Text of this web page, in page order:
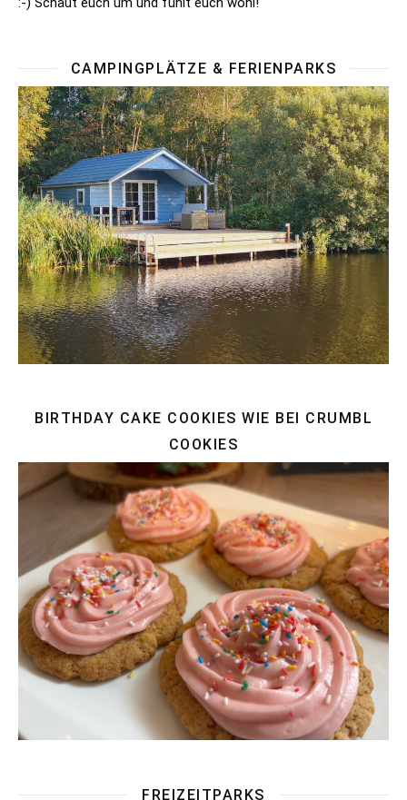
CAMPINGPLÄTZE & FERIENPARKS
BIRTHDAY CAKE COOKIES WIE BEI CRUMBL
COOKIES
FREIZEITPARKS